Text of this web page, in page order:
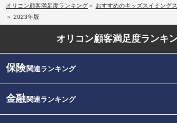
オリコン顧客満足度ランキング
おすすめのキッズスイミング
2023年版
オリコン顧客満足度ランキ
保険関連ランキング
金融関連ランキング